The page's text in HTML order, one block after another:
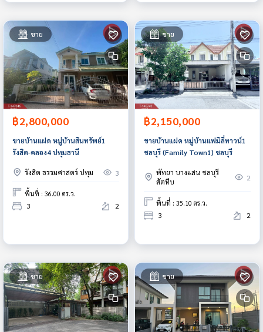
ขาย
฿2,800,000
ขายบ้านแฝด หมู่บ้านสินทรัพย์1
รังสิต-คลอง4 ปทุมธานี
รังสิต ธรรมศาสตร์ ปทุม 3
พื้นที่ : 36.00 ตร.ว.
3 2
ขาย
฿2,150,000
ขายบ้านแฝด หมู่บ้านแฟมิลี่ทาวน์1
ชลบุรี (Family Town1) ชลบุรี
พัทยา บางแสน ชลบุรี
สัตหีบ
2
พื้นที่ : 35.10 ตร.ว.
3 2
ขาย ขาย